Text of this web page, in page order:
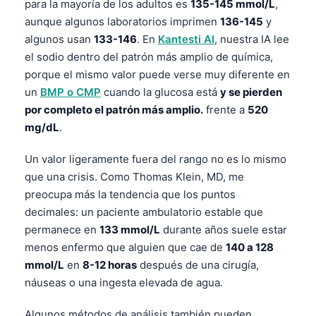
para la mayoría de los adultos es 135-145 mmol/L,
aunque algunos laboratorios imprimen 136-145 y
algunos usan 133-146. En Kantesti AI, nuestra IA lee
el sodio dentro del patrón más amplio de química,
porque el mismo valor puede verse muy diferente en
un BMP o CMP cuando la glucosa está y se pierden
por completo el patrón más amplio. frente a 520
mg/dL.
Un valor ligeramente fuera del rango no es lo mismo
que una crisis. Como Thomas Klein, MD, me
preocupa más la tendencia que los puntos
decimales: un paciente ambulatorio estable que
permanece en 133 mmol/L durante años suele estar
menos enfermo que alguien que cae de 140 a 128
mmol/L en 8-12 horas después de una cirugía,
náuseas o una ingesta elevada de agua.